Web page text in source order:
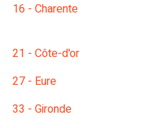
16 - Charente
21 - Côte-d'or
27 - Eure
33 - Gironde